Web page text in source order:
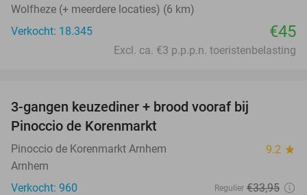
Wolfheze (+ meerdere locaties) (6 km)
Verkocht: 18.345
€45
Excl. ca. €3 p.p.p.n. toeristenbelasting
3-gangen keuzediner + brood vooraf bij
Pinoccio de Korenmarkt
Pinoccio de Korenmarkt Arnhem 9.2 star
Arnhem
Verkocht: 960
Regulier €33,95